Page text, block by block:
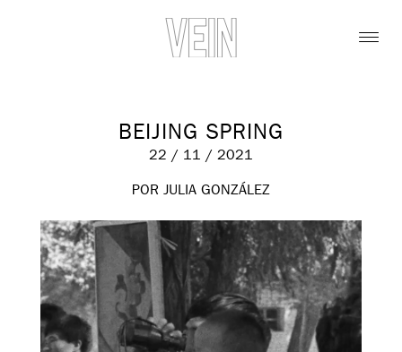
BEIJING SPRING
22 / 11 / 2021
POR JULIA GONZÁLEZ